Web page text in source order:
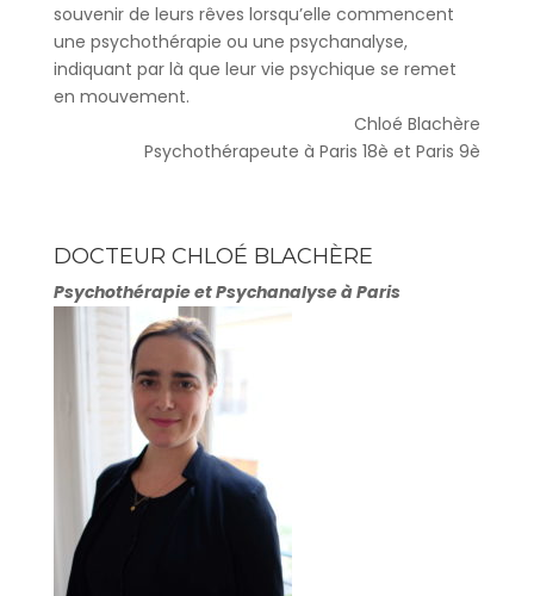
souvenir de leurs rêves lorsqu’elle commencent
une psychothérapie ou une psychanalyse,
indiquant par là que leur vie psychique se remet
en mouvement.
Chloé Blachère
Psychothérapeute à Paris 18è et Paris 9è
DOCTEUR CHLOÉ BLACHÈRE
Psychothérapie et Psychanalyse à Paris